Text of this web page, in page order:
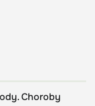
Choroby